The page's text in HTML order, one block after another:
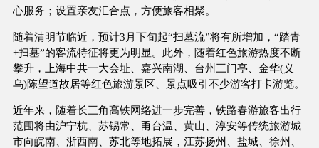
心服务；设置亲友汇合点，方便旅客相聚。
随着清明节临近，预计3月下旬起“扫墓流”将有所增加，“踏青
+扫墓”的客流特征将更为明显。此外，随着红色旅游热度不断
攀升，上海中共一大会址、嘉兴南湖、台州三门亭、金华(义
乌)陈望道故居等红色旅游景区、景点吸引不少游客打卡游览。
近年来，随着长三角高铁网络进一步完善，铁路春游旅客出行
范围将由沪宁杭、苏锡常、甬台温、黄山、淳安等传统旅游城
市向皖南、浙西南、苏北等地拓展，江苏扬州、盐城、徐州、